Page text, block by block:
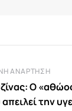
ΑΝΆΡΤΗΣΗ
Ο
την